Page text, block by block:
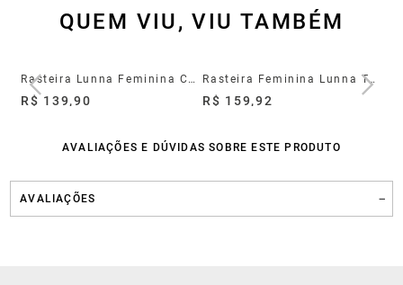
QUEM VIU, VIU TAMBÉM
Rasteira Lunna Feminina Couro Verde Oliva
R$ 139,90
Rasteira Feminina Lunna Tan
R$ 159,92
AVALIAÇÕES E DÚVIDAS SOBRE ESTE PRODUTO
AVALIAÇÕES